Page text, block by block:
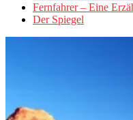
Fernfahrer – Eine
Der Spiegel